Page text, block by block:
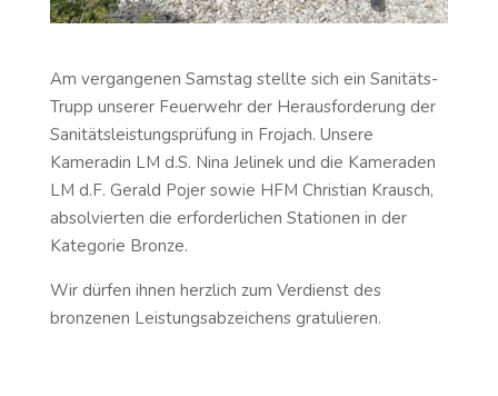
Am vergangenen Samstag stellte sich ein Sanitäts-
Trupp unserer Feuerwehr der Herausforderung der
Sanitätsleistungsprüfung in Frojach. Unsere
Kameradin LM d.S. Nina Jelinek und die Kameraden
LM d.F. Gerald Pojer sowie HFM Christian Krausch,
absolvierten die erforderlichen Stationen in der
Kategorie Bronze.
Wir dürfen ihnen herzlich zum Verdienst des
bronzenen Leistungsabzeichens gratulieren.